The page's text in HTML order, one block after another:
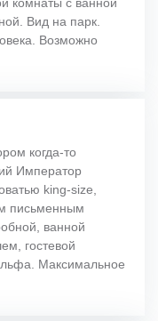
Вид на парк.
Возможно
когда-то
Император
king-size,
письменным
ванной
гостевой
Максимальное